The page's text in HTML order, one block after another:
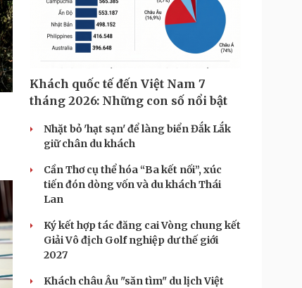
Khách quốc tế đến Việt Nam 7
tháng 2026: Những con số nổi bật
Nhặt bỏ 'hạt sạn' để làng biển Đắk Lắk
giữ chân du khách
Cần Thơ cụ thể hóa “Ba kết nối”, xúc
tiến đón dòng vốn và du khách Thái
Lan
Ký kết hợp tác đăng cai Vòng chung kết
Giải Vô địch Golf nghiệp dư thế giới
2027
Khách châu Âu "săn tìm" du lịch Việt